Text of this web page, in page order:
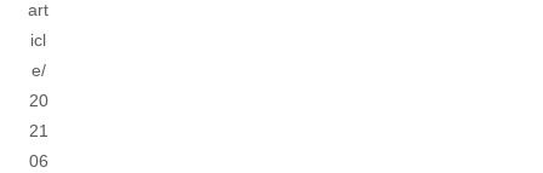
art
icl
e/
20
21
06